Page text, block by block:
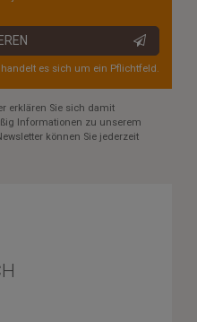
es sich um ein Pflichtfeld.
erklären Sie sich damit
Informationen zu unserem
können Sie jederzeit